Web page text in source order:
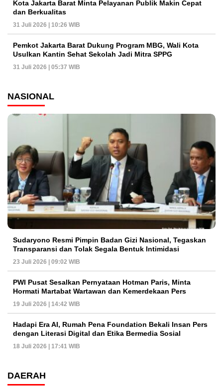
Kota Jakarta Barat Minta Pelayanan Publik Makin Cepat
dan Berkualitas
31 Juli 2026 | 10:26 WIB
Pemkot Jakarta Barat Dukung Program MBG, Wali Kota
Usulkan Kantin Sehat Sekolah Jadi Mitra SPPG
31 Juli 2026 | 05:37 WIB
NASIONAL
Sudaryono Resmi Pimpin Badan Gizi Nasional, Tegaskan
Transparansi dan Tolak Segala Bentuk Intimidasi
23 Juli 2026 | 09:02 WIB
PWI Pusat Sesalkan Pernyataan Hotman Paris, Minta
Hormati Martabat Wartawan dan Kemerdekaan Pers
19 Juli 2026 | 14:42 WIB
Hadapi Era AI, Rumah Pena Foundation Bekali Insan Pers
dengan Literasi Digital dan Etika Bermedia Sosial
18 Juli 2026 | 17:41 WIB
DAERAH